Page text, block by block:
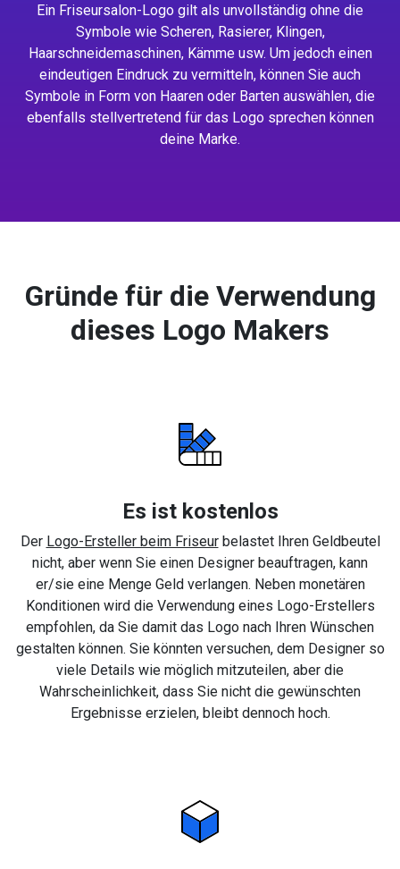
Ein Friseursalon-Logo gilt als unvollständig ohne die
Symbole wie Scheren, Rasierer, Klingen,
Haarschneidemaschinen, Kämme usw. Um jedoch einen
eindeutigen Eindruck zu vermitteln, können Sie auch
Symbole in Form von Haaren oder Barten auswählen, die
ebenfalls stellvertretend für das Logo sprechen können
deine Marke.
Gründe für die Verwendung
dieses Logo Makers
Es ist kostenlos
Der Logo-Ersteller beim Friseurbelastet Ihren Geldbeutel
nicht, aber wenn Sie einen Designer beauftragen, kann
er/sie eine Menge Geld verlangen. Neben monetären
Konditionen wird die Verwendung eines Logo-Erstellers
empfohlen, da Sie damit das Logo nach Ihren Wünschen
gestalten können. Sie könnten versuchen, dem Designer so
viele Details wie möglich mitzuteilen, aber die
Wahrscheinlichkeit, dass Sie nicht die gewünschten
Ergebnisse erzielen, bleibt dennoch hoch.